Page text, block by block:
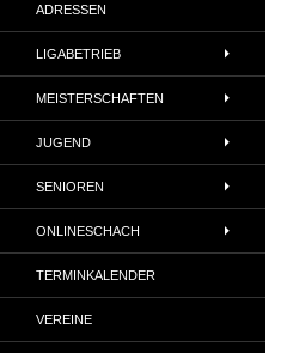
ADRESSEN
LIGABETRIEB
MEISTERSCHAFTEN
JUGEND
SENIOREN
ONLINESCHACH
TERMINKALENDER
VEREINE